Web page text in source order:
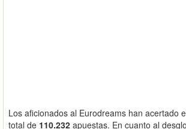
Los aficionados al Eurodreams han acertado
total de 110.232 apuestas. En cuanto al